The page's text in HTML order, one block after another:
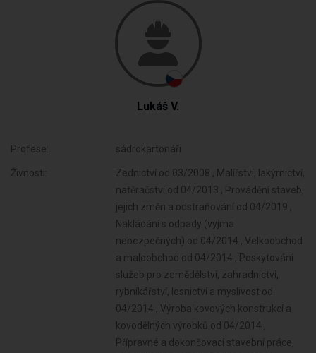
Lukáš V.
Profese: sádrokartonáři
Živnosti:
Zednictví od 03/2008 , Malířství, lakýrnictví,
natěračství od 04/2013 , Provádění staveb,
jejich změn a odstraňování od 04/2019 ,
Nakládání s odpady (vyjma
nebezpečných) od 04/2014 , Velkoobchod
a maloobchod od 04/2014 , Poskytování
služeb pro zemědělství, zahradnictví,
rybníkářství, lesnictví a myslivost od
04/2014 , Výroba kovových konstrukcí a
kovodělných výrobků od 04/2014 ,
Přípravné a dokončovací stavební práce,